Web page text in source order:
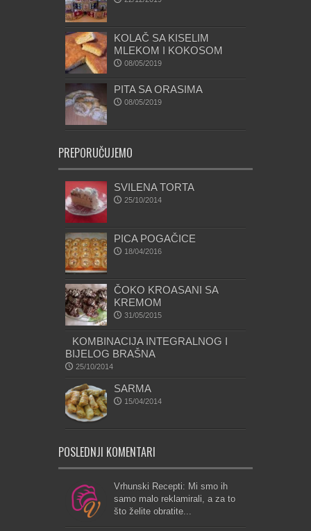
KOLAČ SA KISELIM
MLEKOM I KOKOSOM
08/05/2019
PITA SA ORASIMA
08/05/2019
PREPORUČUJEMO
SVILENA TORTA
25/10/2014
PICA POGAČICE
18/04/2016
ČOKO KROASANI SA
KREMOM
31/05/2015
KOMBINACIJA INTEGRALNOG I
BIJELOG BRAŠNA
25/10/2014
SARMA
15/04/2014
POSLEDNJI KOMENTARI
Vrhunski Recepti: Mi smo ih
samo malo reklamirali, a za to
što želite obratite...